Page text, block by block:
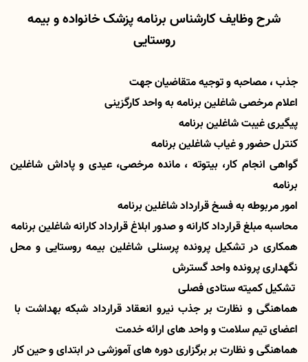
شرح وظایف کارشناس برنامه پزشک خانواده و بیمه
روستایی
جذب ، مصاحبه و توجیه متقاضیان جهت
اعلام مرخصی شاغلین برنامه به واحد کارگزینی
پیگیری غیبت شاغلین برنامه
کنترل حضور و غیاب شاغلین برنامه
گواهی انجام کار، بیتوته ، مانده مرخصی، عیدی و پاداش شاغلین
برنامه
امور مربوطه به فسخ قرارداد شاغلین برنامه
محاسبه مبلغ قرارداد کارانه و صدور ابلاغ قرارداد کارانه شاغلین برنامه
همکاری در تشکیل پرونده پرسنلی شاغلین بیمه روستایی و محل
نگهداری پرونده واحد گسترش
تشکیل کمیته ستادی فصلی
هماهنگی و نظارت بر جذب نیرو انعقاد قرارداد شبکه بهداشت با
اعضای تیم سلامت و واحد های ارائه خدمت
هماهنگی و نظارت بر برگزاری دوره های آموزشی در ابتدای و حین کار